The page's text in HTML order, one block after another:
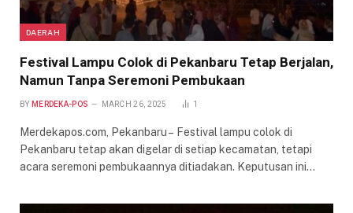
DAERAH
Festival Lampu Colok di Pekanbaru Tetap Berjalan,
Namun Tanpa Seremoni Pembukaan
BY MERDEKA-POS MARCH 26, 2025 1
Merdekapos.com, Pekanbaru – Festival lampu colok di
Pekanbaru tetap akan digelar di setiap kecamatan, tetapi
acara seremoni pembukaannya ditiadakan. Keputusan ini…